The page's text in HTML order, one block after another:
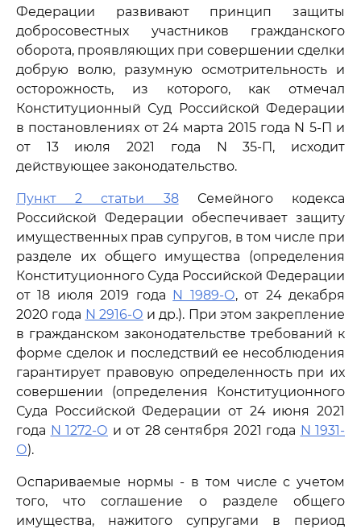
Федерации развивают принцип защиты
добросовестных участников гражданского
оборота, проявляющих при совершении сделки
добрую волю, разумную осмотрительность и
осторожность, из которого, как отмечал
Конституционный Суд Российской Федерации
в постановлениях от 24 марта 2015 года N 5-П и
от 13 июля 2021 года N 35-П, исходит
действующее законодательство.
Пункт 2 статьи 38Семейного кодекса
Российской Федерации обеспечивает защиту
имущественных прав супругов, в том числе при
разделе их общего имущества (определения
Конституционного Суда Российской Федерации
от 18 июля 2019 года N 1989-О, от 24 декабря
2020 года N 2916-О и др.). При этом закрепление
в гражданском законодательстве требований к
форме сделок и последствий ее несоблюдения
гарантирует правовую определенность при их
совершении (определения Конституционного
Суда Российской Федерации от 24 июня 2021
года N 1272-О и от 28 сентября 2021 года N 1931-
О).
Оспариваемые нормы - в том числе с учетом
того, что соглашение о разделе общего
имущества, нажитого супругами в период